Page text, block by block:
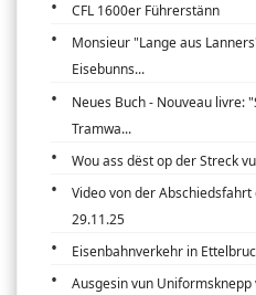
CFL 1600er Führerstänn
Monsieur "Lange aus
Eisebunns...
Neues Buch - Nouveau livre:
Tramwa...
Wou ass dëst op der Streck
Video von der
29.11.25
Eisenbahnverkehr in
Ausgesin vun